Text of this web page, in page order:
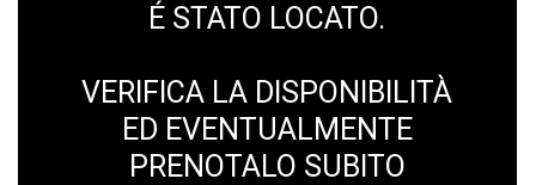
É STATO LOCATO.
VERIFICA LA DISPONIBILITÀ
ED EVENTUALMENTE
PRENOTALO SUBITO